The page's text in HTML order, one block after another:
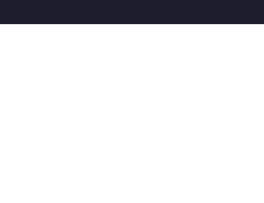
Marketing GmbH